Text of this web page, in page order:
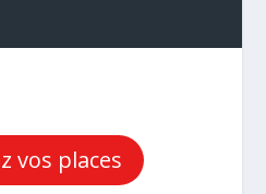
vos places